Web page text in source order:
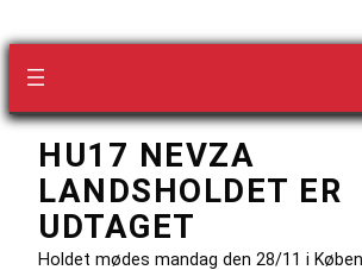
HU17 NEVZA
LANDSHOLDET ER
UDTAGET
Holdet mødes mandag den 28/11 i